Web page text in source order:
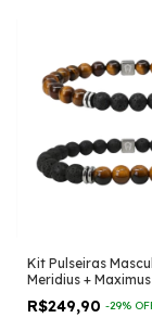
Kit Pulseiras
Meridius + Maximus
R$249,90 -29%